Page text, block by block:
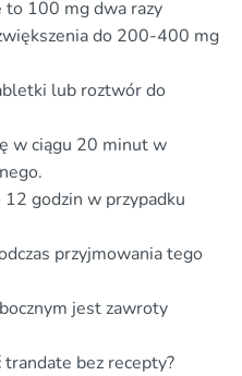
to 100 mg dwa razy
do 200-400 mg
lub roztwór do
w ciągu 20 minut w
12 godzin w przypadku
przyjmowania tego
jest zawroty
trandate bez recepty?